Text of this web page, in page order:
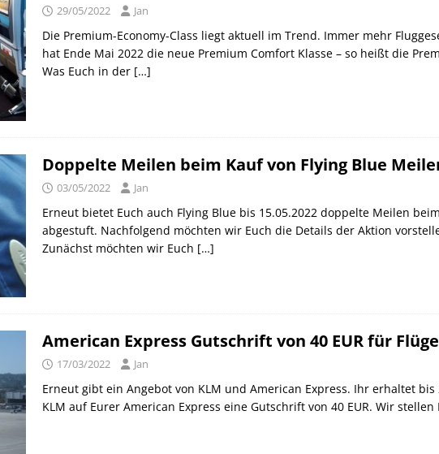
29/05/2022 Jan
Die Premium-Economy-Class liegt aktuell im Trend. Immer mehr
hat Ende Mai 2022 die neue Premium Comfort Klasse – so heißt die
Was Euch in der […]
Doppelte Meilen beim Kauf von Flying Blue
03/05/2022 Jan
Erneut bietet Euch auch Flying Blue bis 15.05.2022 doppelte Meilen
abgestuft. Nachfolgend möchten wir Euch die Details der Aktion
Zunächst möchten wir Euch […]
American Express Gutschrift von 40 EUR für
17/03/2022 Jan
Erneut gibt ein Angebot von KLM und American Express. Ihr erhaltet
KLM auf Eurer American Express eine Gutschrift von 40 EUR. Wir